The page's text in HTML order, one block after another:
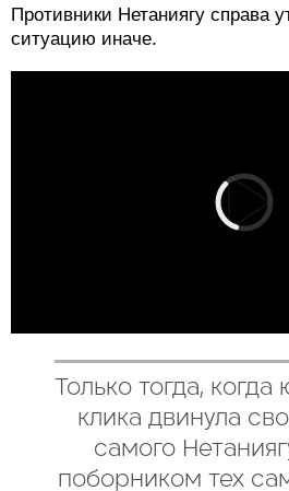
Противники Нетаниягу справа
ситуацию иначе.
Только тогда,
клика двинула
самого
поборником тех